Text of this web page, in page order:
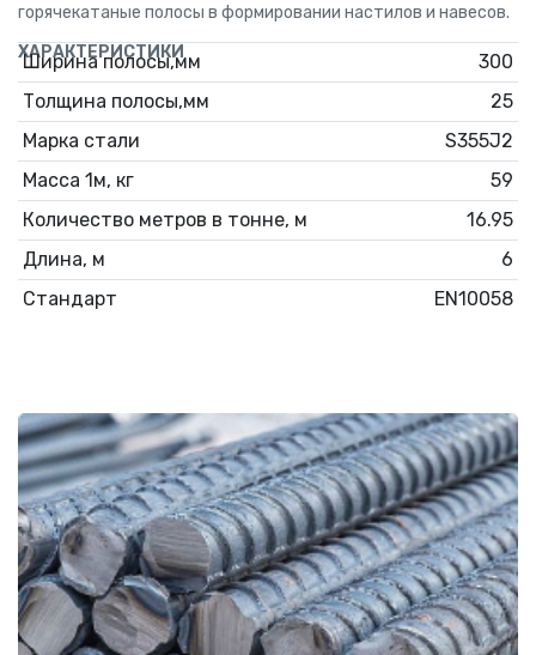
горячекатаные полосы в формировании настилов и навесов.
ХАРАКТЕРИСТИКИ
Ширина полосы,мм
300
Толщина полосы,мм
25
Марка стали
S355J2
Масса 1м, кг
59
Количество метров в тонне, м
16.95
Длина, м
6
Стандарт
EN10058